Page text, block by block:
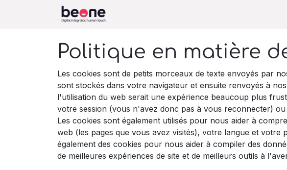
Se rendre au contenu
Politique en matière
Les cookies sont de petits morceaux de texte envoyés par
sont stockés dans votre navigateur et ensuite renvoyés à
l'utilisation du web serait une expérience beaucoup plus
votre session (vous n'avez donc pas à vous reconnecter)
Les cookies sont également utilisés pour nous aider à
web (les pages que vous avez visités), votre langue et
également des cookies pour nous aider à compiler des
de meilleures expériences de site et de meilleurs outils à